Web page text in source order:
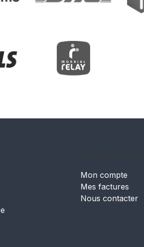
Mon compte
Mes factures
Nous contacter